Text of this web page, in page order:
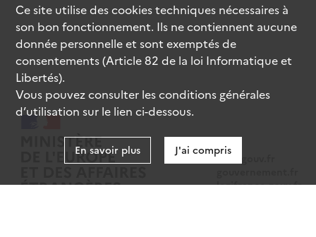
data.gouv.fr
legifrance.gouv.fr
Ce site utilise descookiestechniques nécessaires à
son bon fonctionnement. Ils ne contiennent aucune
donnée personnelle et sont exemptés de
consentements (Article 82 de la loi Informatique et
Libertés).
Vous pouvez consulter les conditions générales
d’utilisation sur le lien ci-dessous.
En savoir plus J'ai compris